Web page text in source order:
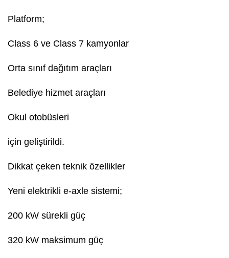
Platform;
Class 6 ve Class 7 kamyonlar
Orta sınıf dağıtım araçları
Belediye hizmet araçları
Okul otobüsleri
için geliştirildi.
Dikkat çeken teknik özellikler
Yeni elektrikli e-axle sistemi;
200 kW sürekli güç
320 kW maksimum güç